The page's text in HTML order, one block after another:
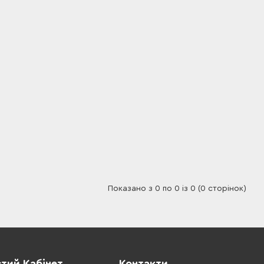
Показано з 0 по 0 із 0 (0 сторінок)